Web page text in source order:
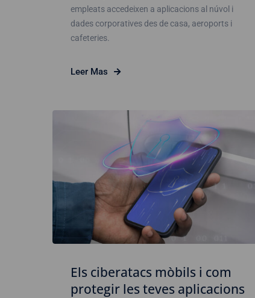
empleats accedeixen a aplicacions al núvol i
dades corporatives des de casa, aeroports i
cafeteries.
Leer Mas
Els ciberatacs mòbils i com
protegir les teves aplicacions